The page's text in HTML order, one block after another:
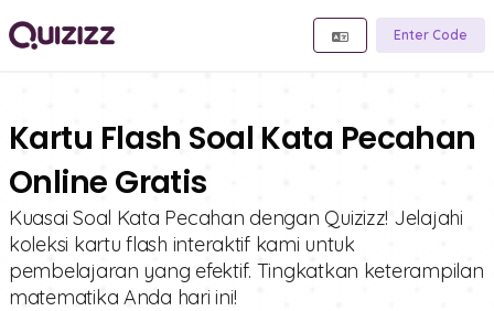
Enter Code
Kartu Flash Soal Kata Pecahan
Online Gratis
Kuasai Soal Kata Pecahan dengan Quizizz! Jelajahi
koleksi kartu flash interaktif kami untuk
pembelajaran yang efektif. Tingkatkan keterampilan
matematika Anda hari ini!